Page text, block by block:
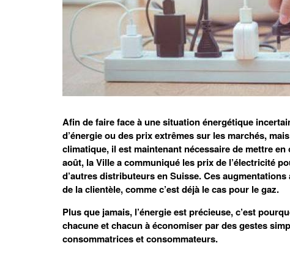
Afin de faire face à une situation énergétique
d’énergie ou des prix extrêmes sur les marchés,
climatique, il est maintenant nécessaire de mettre
août, la Ville a communiqué les prix de l’électricité
d’autres distributeurs en Suisse. Ces
de la clientèle, comme c’est déjà le cas pour le gaz.
Plus que jamais, l’énergie est précieuse, c’est
chacune et chacun à économiser par des gestes
consommatrices et consommateurs.